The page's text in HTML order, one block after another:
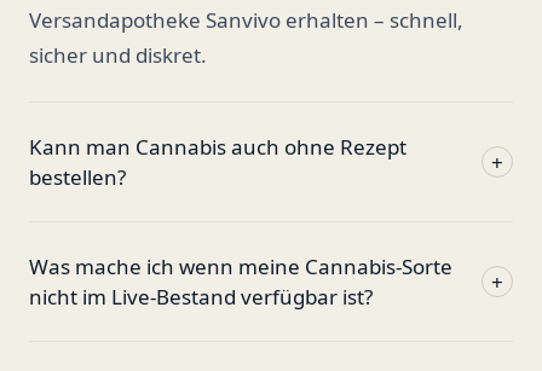
Versandapotheke Sanvivo erhalten – schnell,
sicher und diskret.
Kann man Cannabis auch ohne Rezept
bestellen?
+
Was mache ich wenn meine Cannabis-Sorte
nicht im Live-Bestand verfügbar ist?
+